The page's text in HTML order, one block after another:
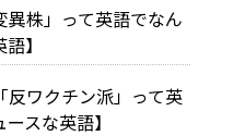
株」って英語でなん
】
ワクチン派」って英
スな英語】